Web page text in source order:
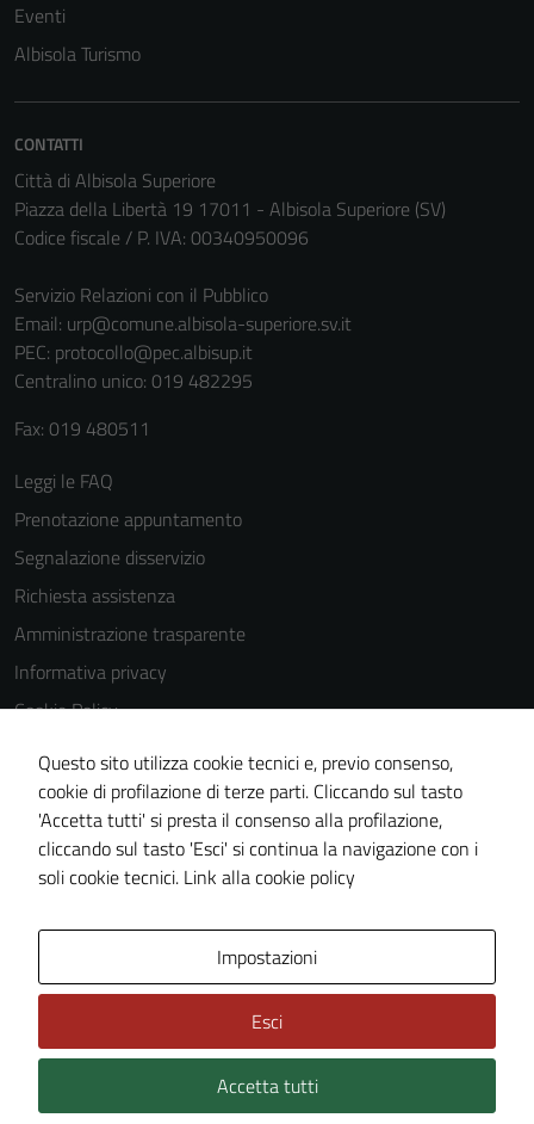
Eventi
Albisola Turismo
CONTATTI
Città di Albisola Superiore
Piazza della Libertà 19 17011 - Albisola Superiore (SV)
Codice fiscale / P. IVA: 00340950096
Servizio Relazioni con il Pubblico
Email: urp@comune.albisola-superiore.sv.it
PEC: protocollo@pec.albisup.it
Centralino unico: 019 482295
Fax: 019 480511
Leggi le FAQ
Prenotazione appuntamento
Segnalazione disservizio
Richiesta assistenza
Amministrazione trasparente
Informativa privacy
Cookie Policy
Note legali
Dichiarazione di accessibilità
Piano di miglioramento del sito
Statistiche sito web
Technical Design s.r.l.
Questo sito utilizza cookie tecnici e, previo consenso,
cookie di profilazione di terze parti. Cliccando sul tasto
'Accetta tutti' si presta il consenso alla profilazione,
cliccando sul tasto 'Esci' si continua la navigazione con i
soli cookie tecnici. Link alla cookie policy
Impostazioni
Esci
Accetta tutti